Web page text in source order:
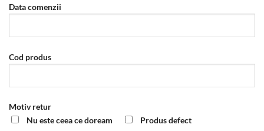
Data comenzii
Cod produs
Motiv retur
Nu este ceea ce doream
Produs defect